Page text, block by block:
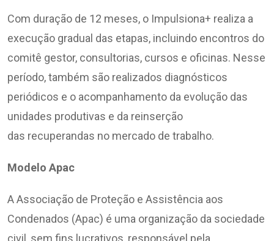
Com duração de 12 meses, o Impulsiona+ realiza a
execução gradual das etapas, incluindo encontros do
comitê gestor, consultorias, cursos e oficinas. Nesse
período, também são realizados diagnósticos
periódicos e o acompanhamento da evolução das
unidades produtivas e da reinserção
das recuperandas no mercado de trabalho.
Modelo Apac
A Associação de Proteção e Assistência aos
Condenados (Apac) é uma organização da sociedade
civil, sem fins lucrativos, responsável pela